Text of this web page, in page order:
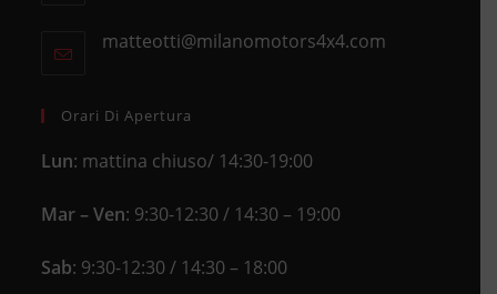
your
matteotti@milanomotors4x4.comOpens
Orari Di Apertura
Lun: mattina chiuso/ 14:30-19:00
Mar – Ven: 9:30-12:30 / 14:30 – 19:00
Sab: 9:30-12:30 / 14:30 – 18:00